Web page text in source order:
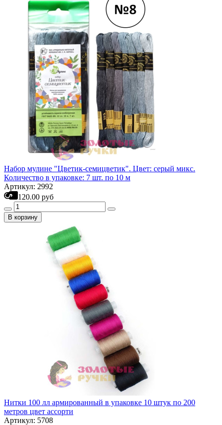
Набор мулине "Цветик-семицветик". Цвет: серый микс.
Количество в упаковке: 7 шт. по 10 м
Артикул: 2992
120.00 руб
В корзину
Нитки 100 лл армированный в упаковке 10 штук по 200
метров цвет ассорти
Артикул: 5708